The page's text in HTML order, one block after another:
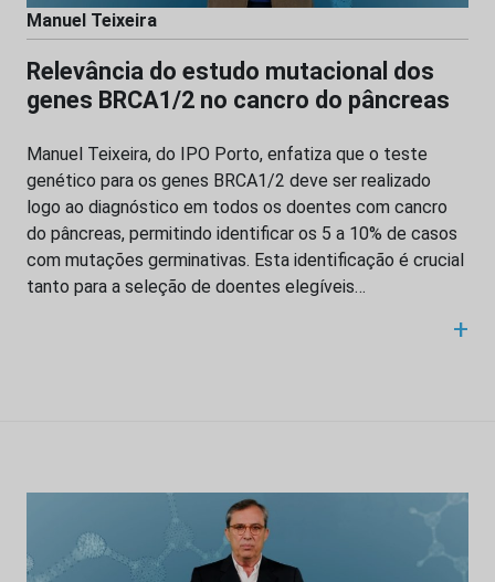
Manuel Teixeira
Relevância do estudo mutacional dos
genes BRCA1/2 no cancro do pâncreas
Manuel Teixeira, do IPO Porto, enfatiza que o teste
genético para os genes BRCA1/2 deve ser realizado
logo ao diagnóstico em todos os doentes com cancro
do pâncreas, permitindo identificar os 5 a 10% de casos
com mutações germinativas. Esta identificação é crucial
tanto para a seleção de doentes elegíveis…
+